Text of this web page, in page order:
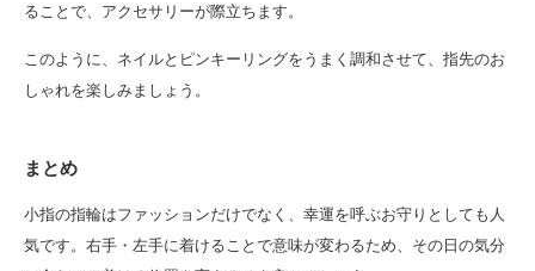
ることで、アクセサリーが際立ちます。
このように、ネイルとピンキーリングをうまく調和させて、指先のお
しゃれを楽しみましょう。
まとめ
小指の指輪はファッションだけでなく、幸運を呼ぶお守りとしても人
気です。右手・左手に着けることで意味が変わるため、その日の気分